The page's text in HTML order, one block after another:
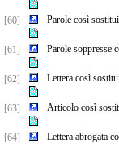
[60] Parole così
[61] Parole soppresse
[62] Lettera così
[63] Articolo così
[64] Lettera abrogata